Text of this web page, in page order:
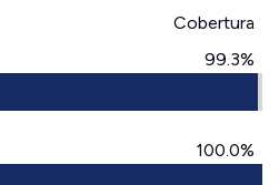
Cobertura
99.3%
100.0%